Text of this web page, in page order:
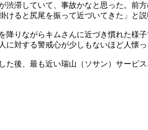
渋滞していて、事故かなと思った。前
ると尻尾を振って近づいてきた」と説
降りながらキムさんに近づき慣れた様
に対する警戒心が少しもないほど人懐
た後、最も近い瑞山（ソサン）サービ